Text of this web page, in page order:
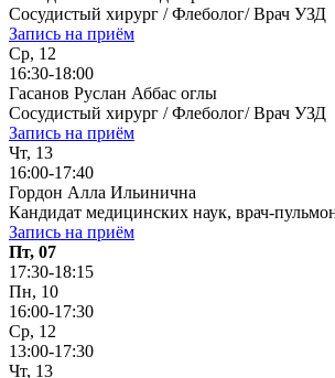
Сосудистый хирург / Флеболог/ Врач УЗД
Запись на приём
Ср, 12
16:30-18:00
Гасанов Руслан Аббас оглы
Сосудистый хирург / Флеболог/ Врач УЗД
Запись на приём
Чт, 13
16:00-17:40
Гордон Алла Ильинична
Кандидат медицинских наук, врач-
Запись на приём
Пт, 07
17:30-18:15
Пн, 10
16:00-17:30
Ср, 12
13:00-17:30
Чт, 13